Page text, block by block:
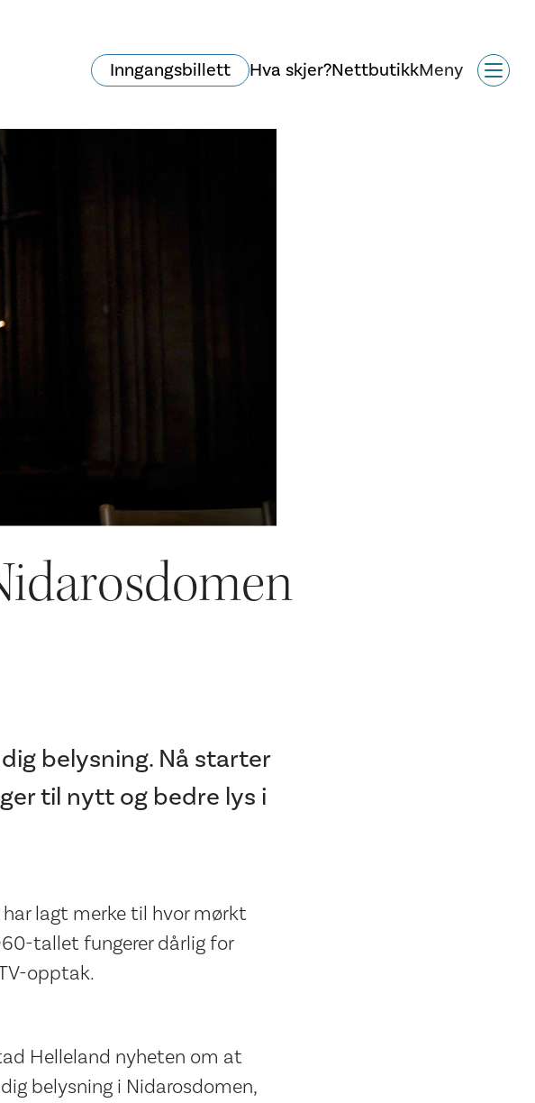
Inngangsbillett Hva skjer?NettbutikkMeny
belysning. Nå starter
til nytt og bedre lys i
lagt merke til hvor mørkt
tallet fungerer dårlig for
opptak.
Helleland nyheten om at
belysning i Nidarosdomen,